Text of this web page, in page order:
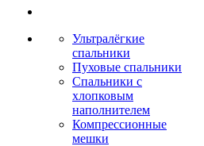
Ультралёгкие
спальники
Пуховые спальники
Спальники с
хлопковым
наполнителем
Компрессионные
мешки